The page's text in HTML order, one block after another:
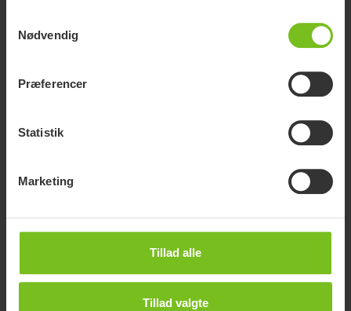
Nødvendig
Præferencer
Statistik
Marketing
Tillad alle
Tillad valgte
Et køkkenbræt, der giver ekstra styrke og præcision ved